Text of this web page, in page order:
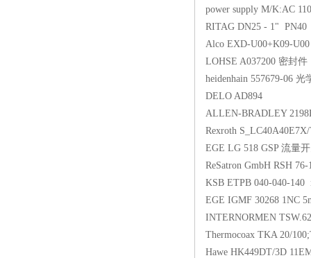
power supply M/
RITAG DN25 - 1"
Alco EXD-
LOHSE A037200
heidenhain 557679-
DELO AD894
ALLEN-BRADLEY
Rexroth
EGE LG 518 GSP
ReSatron GmbH
KSB ETPB 040-040-
EGE IGMF 30268
INTERNORMEN
Thermocoax TKA 20/
Hawe HK449DT/3D